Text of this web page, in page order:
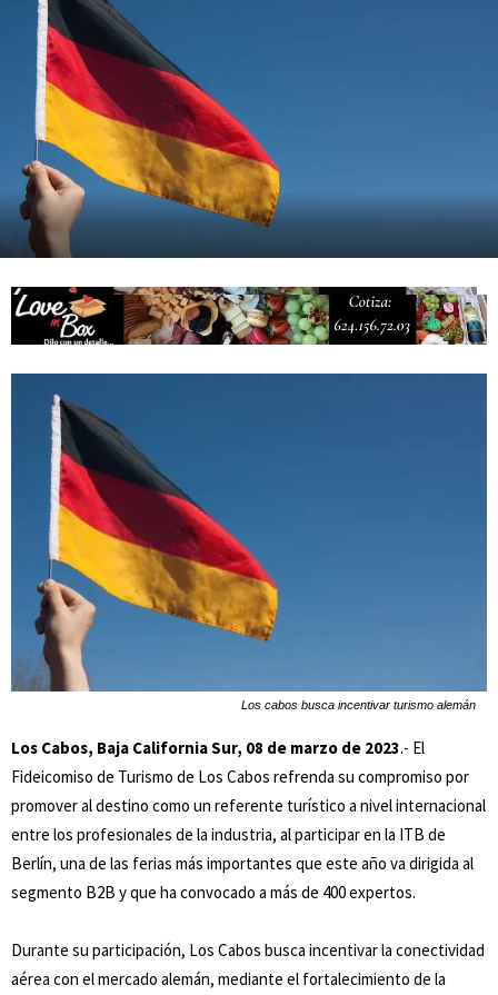
actividades de acceso libre
Los cabos busca incentivar turismo alemán
Los Cabos, Baja California Sur, 08 de marzo de 2023.- El
Fideicomiso de Turismo de Los Cabos refrenda su compromiso por
promover al destino como un referente turístico a nivel internacional
entre los profesionales de la industria, al participar en la ITB de
Berlín, una de las ferias más importantes que este año va dirigida al
segmento B2B y que ha convocado a más de 400 expertos.
Durante su participación, Los Cabos busca incentivar la conectividad
aérea con el mercado alemán, mediante el fortalecimiento de la